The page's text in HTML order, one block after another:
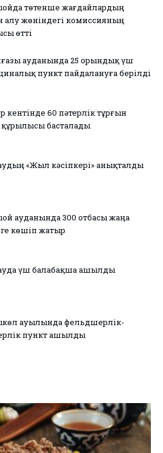
төтенше жағдайлардың
алу жөніндегі комиссияның
өтті
ауданында 25 орындық үш
пункт пайдалануға берілді
кентінде 60 пәтерлік тұрғын
құрылысы басталады
«Жыл кәсіпкері» анықталды
ауданында 300 отбасы жаңа
көшіп жатыр
үш балабақша ашылды
ауылында фельдшерлік-
пункт ашылды